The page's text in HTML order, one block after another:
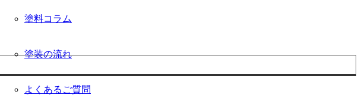
塗料コラム
塗装の流れ
よくあるご質問